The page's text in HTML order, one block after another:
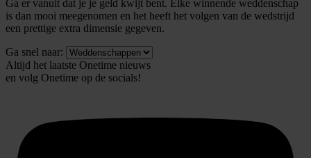
Ga er vanuit dat je je geld kwijt bent. Elke winnende weddenschap
is dan mooi meegenomen en het heeft het volgen van de wedstrijd
een prettige extra dimensie gegeven.
Ga snel naar:
Altijd het laatste Onetime nieuws
en volg Onetime op de socials!